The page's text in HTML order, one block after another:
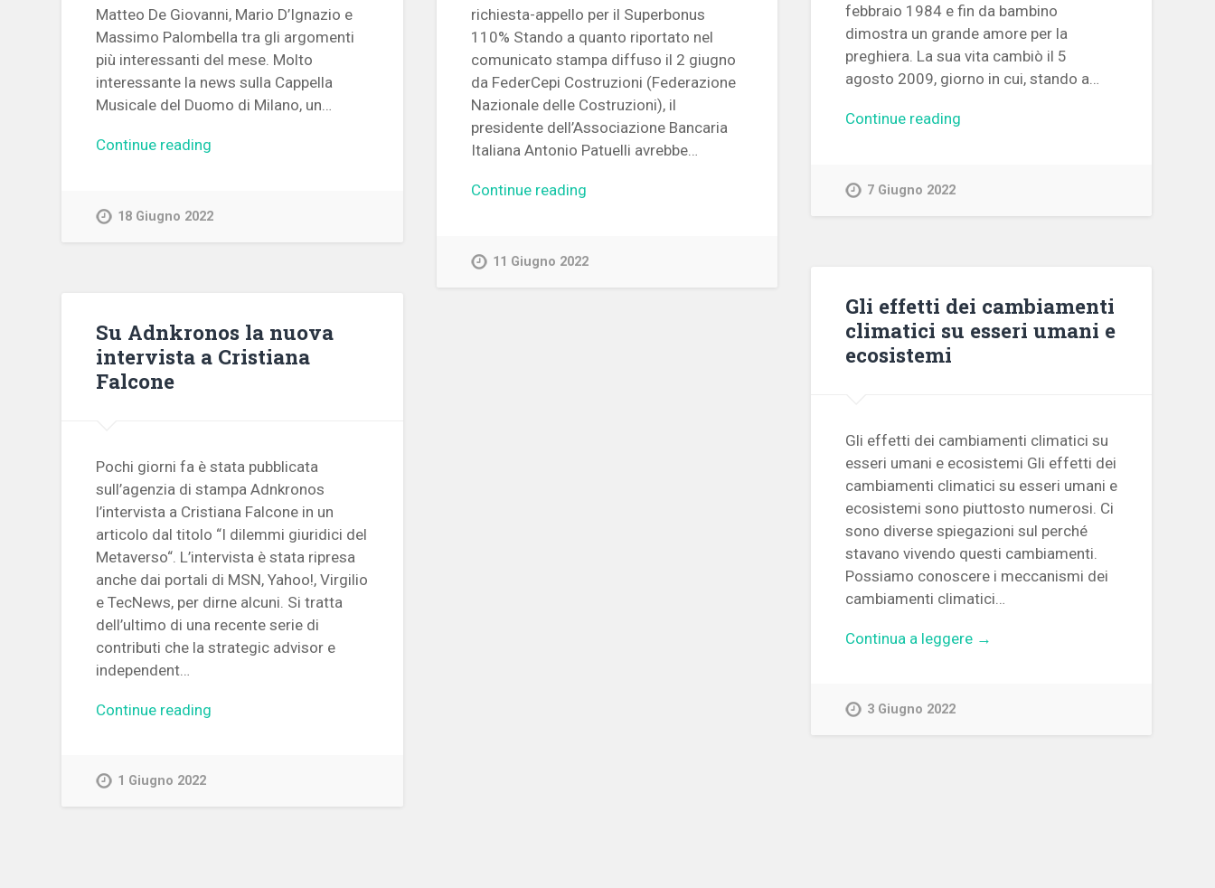
Matteo De Giovanni, Mario D’Ignazio e
Massimo Palombella tra gli argomenti
più interessanti del mese. Molto
interessante la news sulla Cappella
Musicale del Duomo di Milano, un…
Continue reading
18 Giugno 2022
richiesta-appello per il Superbonus
110% Stando a quanto riportato nel
comunicato stampa diffuso il 2 giugno
da FederCepi Costruzioni (Federazione
Nazionale delle Costruzioni), il
presidente dell’Associazione Bancaria
Italiana Antonio Patuelli avrebbe…
Continue reading
11 Giugno 2022
febbraio 1984 e fin da bambino
dimostra un grande amore per la
preghiera. La sua vita cambiò il 5
agosto 2009, giorno in cui, stando a…
Continue reading
7 Giugno 2022
Gli effetti dei cambiamenti
climatici su esseri umani e
ecosistemi
Gli effetti dei cambiamenti climatici su
esseri umani e ecosistemi Gli effetti dei
cambiamenti climatici su esseri umani e
ecosistemi sono piuttosto numerosi. Ci
sono diverse spiegazioni sul perché
stavano vivendo questi cambiamenti.
Possiamo conoscere i meccanismi dei
cambiamenti climatici…
Continua a leggere →
3 Giugno 2022
Su Adnkronos la nuova
intervista a Cristiana
Falcone
Pochi giorni fa è stata pubblicata
sull’agenzia di stampa Adnkronos
l’intervista a Cristiana Falcone in un
articolo dal titolo “I dilemmi giuridici del
Metaverso“. L’intervista è stata ripresa
anche dai portali di MSN, Yahoo!, Virgilio
e TecNews, per dirne alcuni. Si tratta
dell’ultimo di una recente serie di
contributi che la strategic advisor e
independent…
Continue reading
1 Giugno 2022